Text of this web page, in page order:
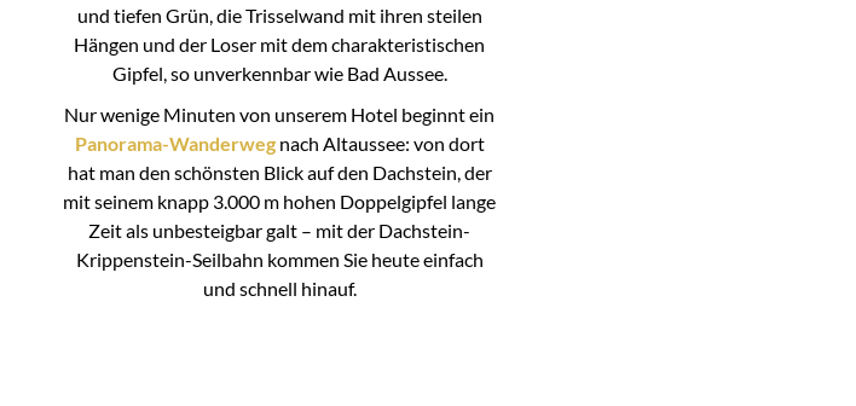
und tiefen Grün, die Trisselwand mit ihren steilen
Hängen und der Loser mit dem charakteristischen
Gipfel, so unverkennbar wie Bad Aussee.
Nur wenige Minuten von unserem Hotel beginnt ein
Panorama-Wanderwegnach Altaussee: von dort
hat man den schönsten Blick auf den Dachstein, der
mit seinem knapp 3.000 m hohen Doppelgipfel lange
Zeit als unbesteigbar galt – mit der Dachstein-
Krippenstein-Seilbahn kommen Sie heute einfach
und schnell hinauf.